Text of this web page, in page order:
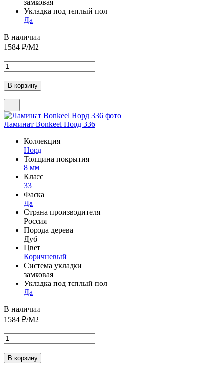
замковая
Укладка под теплый пол
Да
В наличии
1584 ₽/М2
Ламинат Bonkeel Норд 336
Коллекция
Норд
Толщина покрытия
8 мм
Класс
33
Фаска
Да
Страна производителя
Россия
Порода дерева
Дуб
Цвет
Коричневый
Система укладки
замковая
Укладка под теплый пол
Да
В наличии
1584 ₽/М2